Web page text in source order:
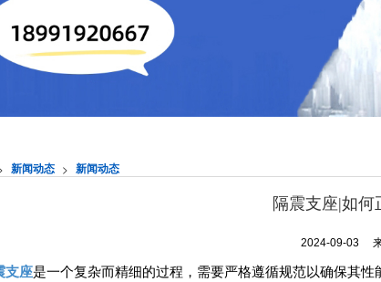
新闻动态 > 新闻动态
隔震支座|如何
2024-09-03
支座是一个复杂而精细的过程，需要严格遵循规范以确保其